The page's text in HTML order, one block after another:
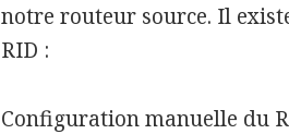
notre routeur source. Il
RID :
Configuration manuelle du